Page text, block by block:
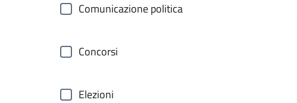
Comunicazione politica
Concorsi
Elezioni